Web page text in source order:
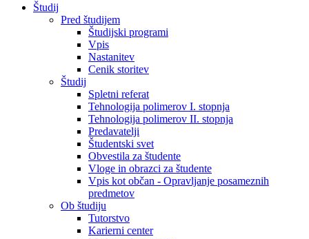
Študij
Pred študijem
Študijski programi
Vpis
Nastanitev
Cenik storitev
Študij
Spletni referat
Tehnologija polimerov I. stopnja
Tehnologija polimerov II. stopnja
Predavatelji
Študentski svet
Obvestila za študente
Vloge in obrazci za študente
Vpis kot občan - Opravljanje posameznih
predmetov
Ob študiju
Tutorstvo
Karierni center